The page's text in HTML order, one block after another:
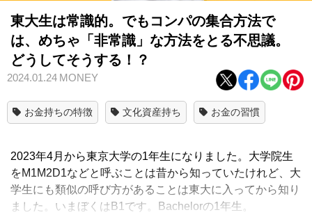
東大生は常識的。でもコンパの集合方法で
は、めちゃ「非常識」な方法をとる不思議。
どうしてそうする！？
2024.01.24 MONEY
お金持ちの特徴 文化資産持ち お金の習慣
2023年4月から東京大学の1年生になりました。大学院生
をM1M2D1などと呼ぶことは昔から知っていたけれど、大
学生にも類似の呼び方があることは東大に入ってから知り
ました。いまぼくはB1です。Bachelorの1年生。